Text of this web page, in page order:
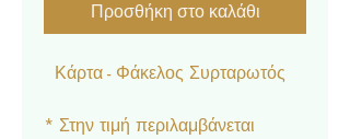
Προσθήκη στο καλάθι
Κάρτα - Φάκελος Συρταρωτός
* Στην τιμή περιλαμβάνεται